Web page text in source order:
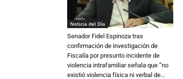
Noticia del Día
Senador Fidel Espinoza tras
confirmación de investigación de
Fiscalía por presunto incidente de
violencia intrafamiliar señala que “no
existió violencia física ni verbal de...